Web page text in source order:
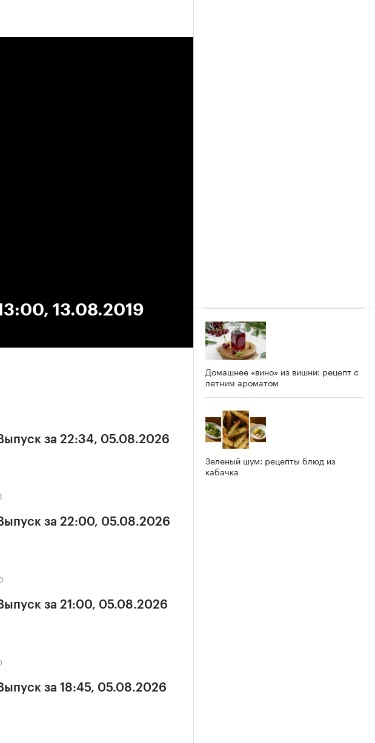
13.08.2019
за 22:34, 05.08.2026
за 22:00, 05.08.2026
за 21:00, 05.08.2026
за 18:45, 05.08.2026
Домашнее «вино» из вишни: рецепт с
летним ароматом
Зеленый шум: рецепты блюд из
кабачка